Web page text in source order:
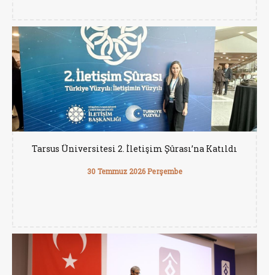
Tarsus Üniversitesi 2. İletişim Şûrası’na Katıldı
30 Temmuz 2026 Perşembe